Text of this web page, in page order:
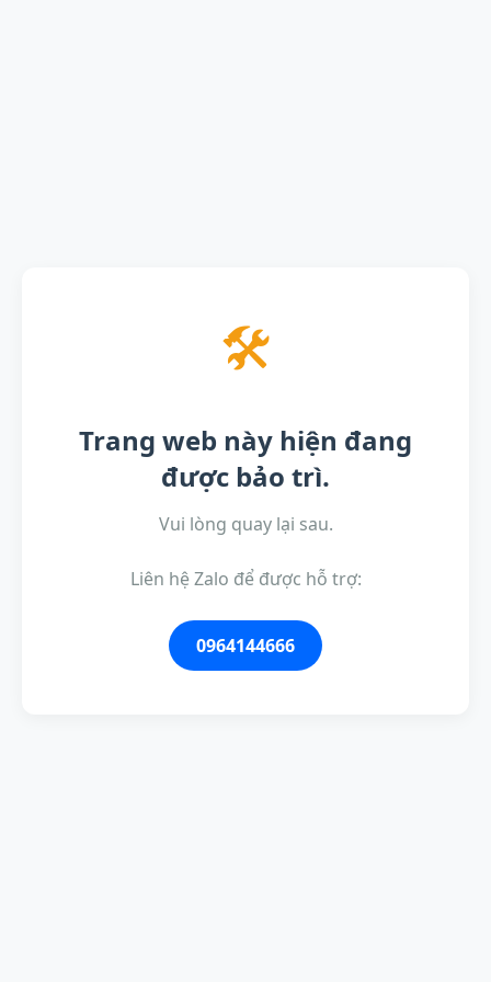
🛠️
Trang web này hiện đang
được bảo trì.
Vui lòng quay lại sau.
Liên hệ Zalo để được hỗ trợ:
0964144666